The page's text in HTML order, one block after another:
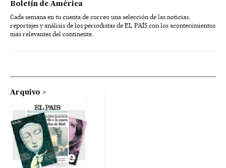
Boletín de América
Cada semana en tu cuenta de correo una selección de las noticias,
reportajes y análisis de los periodistas de EL PAÍS con los acontecimientos
más relevantes del continente.
Arquivo